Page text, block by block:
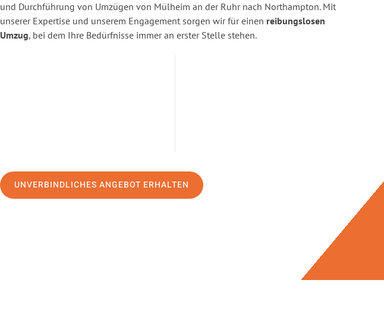
und Durchführung von Umzügen von Mülheim an der Ruhr nach Northampton. Mit
unserer Expertise und unserem Engagement sorgen wir für einen reibungslosen
Umzug, bei dem Ihre Bedürfnisse immer an erster Stelle stehen.
UNVERBINDLICHES ANGEBOT ERHALTEN